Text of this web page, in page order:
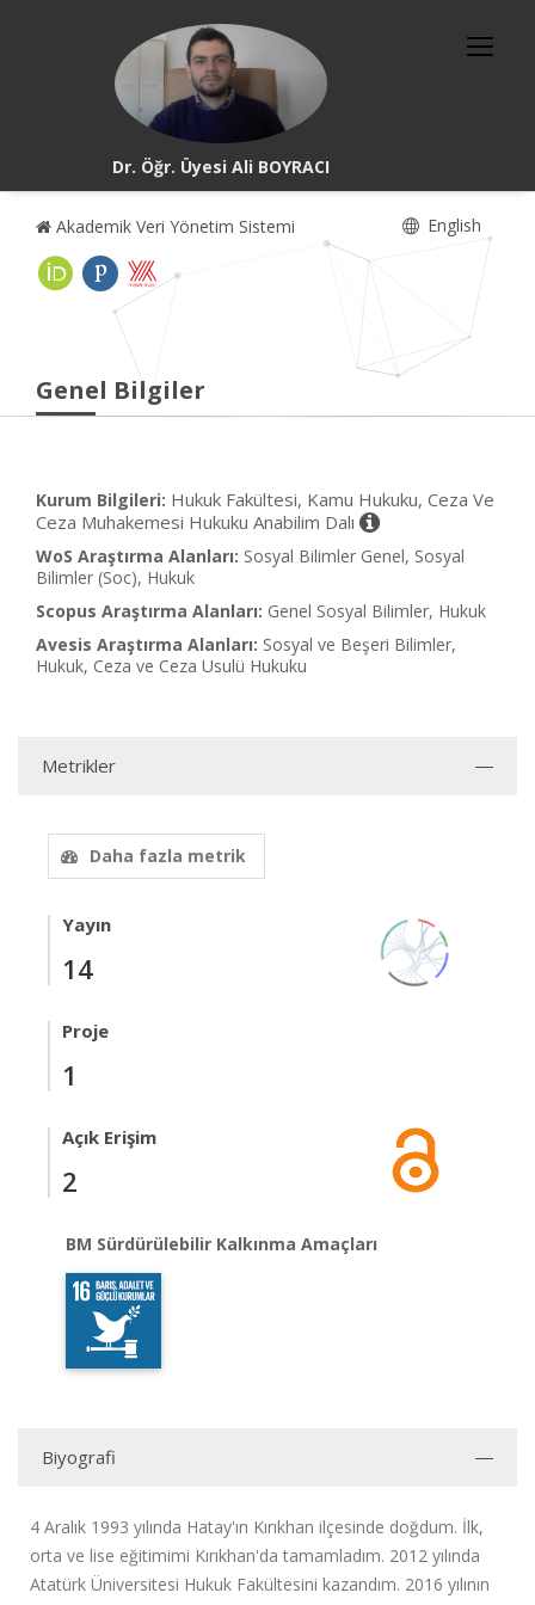
Dr. Öğr. Üyesi Ali BOYRACI
Akademik Veri Yönetim Sistemi English
Genel Bilgiler
Kurum Bilgileri: Hukuk Fakültesi, Kamu Hukuku, Ceza Ve
Ceza Muhakemesi Hukuku Anabilim Dalı
WoS Araştırma Alanları: Sosyal Bilimler Genel, Sosyal
Bilimler (Soc), Hukuk
Scopus Araştırma Alanları: Genel Sosyal Bilimler, Hukuk
Avesis Araştırma Alanları: Sosyal ve Beşeri Bilimler,
Hukuk, Ceza ve Ceza Usulü Hukuku
Metrikler
Daha fazla metrik
Yayın
14
Proje
1
Açık Erişim
2
BM Sürdürülebilir Kalkınma Amaçları
Biyografi
4 Aralık 1993 yılında Hatay'ın Kırıkhan ilçesinde doğdum. İlk,
orta ve lise eğitimimi Kırıkhan'da tamamladım. 2012 yılında
Atatürk Üniversitesi Hukuk Fakültesini kazandım. 2016 yılının